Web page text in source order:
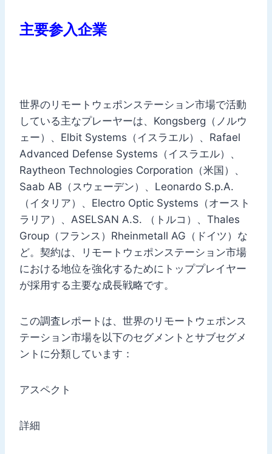
主要参入企業
世界のリモートウェポンステーション市場で活動
している主なプレーヤーは、Kongsberg（ノルウ
ェー）、Elbit Systems（イスラエル）、Rafael
Advanced Defense Systems（イスラエル）、
Raytheon Technologies Corporation（米国）、
Saab AB（スウェーデン）、Leonardo S.p.A.
（イタリア）、Electro Optic Systems（オースト
ラリア）、ASELSAN A.S. （トルコ）、Thales
Group（フランス）Rheinmetall AG（ドイツ）な
ど。契約は、リモートウェポンステーション市場
における地位を強化するためにトッププレイヤー
が採用する主要な成長戦略です。
この調査レポートは、世界のリモートウェポンス
テーション市場を以下のセグメントとサブセグメ
ントに分類しています：
アスペクト
詳細